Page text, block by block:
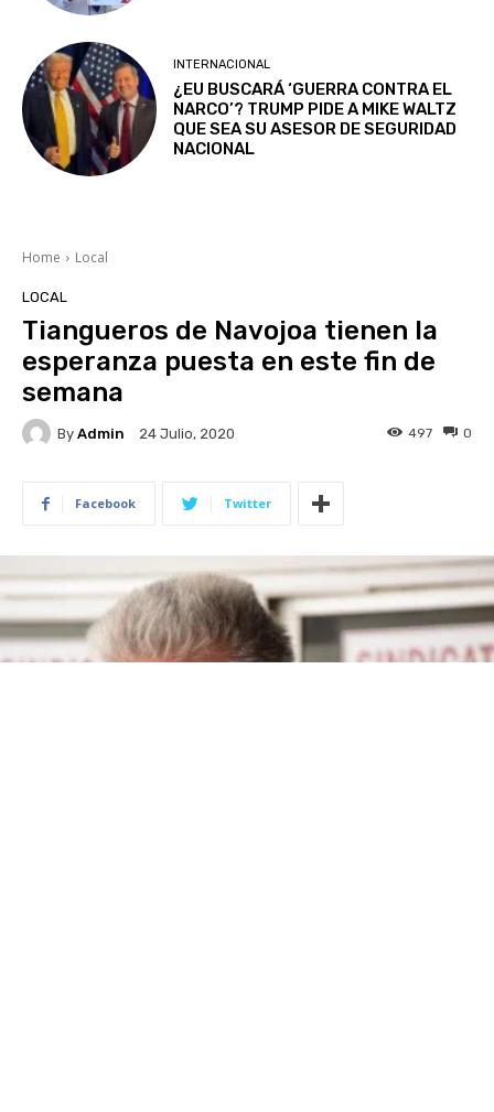
INTERNACIONAL
¿EU BUSCARÁ ‘GUERRA CONTRA EL
NARCO’? TRUMP PIDE A MIKE WALTZ
QUE SEA SU ASESOR DE SEGURIDAD
NACIONAL